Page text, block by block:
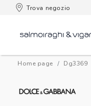
Trova negozio
Home page dg3369